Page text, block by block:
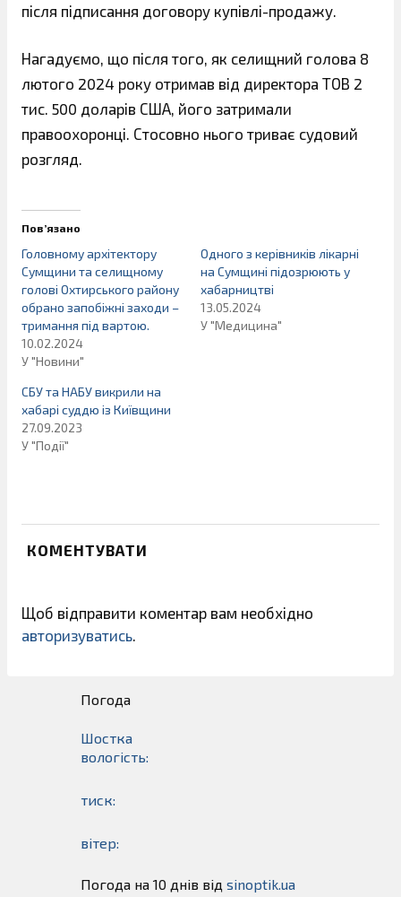
після підписання договору купівлі-продажу.
Нагадуємо, що після того, як селищний голова 8
лютого 2024 року отримав від директора ТОВ 2
тис. 500 доларів США, його затримали
правоохоронці. Стосовно нього триває судовий
розгляд.
Пов’язано
Головному архітектору
Сумщини та селищному
голові Охтирського району
обрано запобіжні заходи –
тримання під вартою.
10.02.2024
У "Новини"
Одного з керівників лікарні
на Сумщині підозрюють у
хабарництві
13.05.2024
У "Медицина"
СБУ та НАБУ викрили на
хабарі суддю із Київщини
27.09.2023
У "Події"
КОМЕНТУВАТИ
Щоб відправити коментар вам необхідно
авторизуватись
Погода
Шостка
вологість:
тиск:
вітер:
Погода на 10 днів від sinoptik.ua